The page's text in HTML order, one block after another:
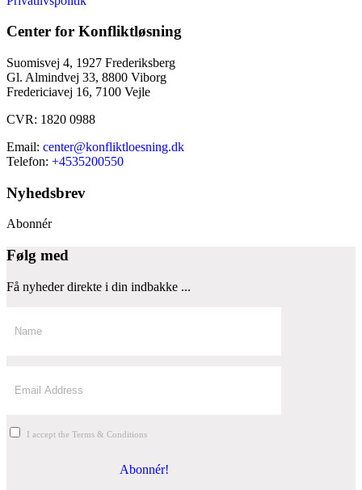
Center for Konfliktløsning
Suomisvej 4, 1927 Frederiksberg
Gl. Almindvej 33, 8800 Viborg
Fredericiavej 16, 7100 Vejle
CVR: 1820 0988
Email: center@konfliktloesning.dk
Telefon: +4535200550
Nyhedsbrev
Abonnér
Følg med
Få nyheder direkte i din indbakke ...
I accept the Terms & Conditions
Abonnér!